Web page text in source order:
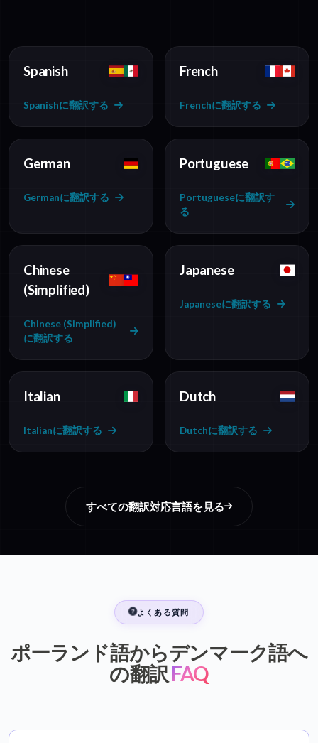
Spanish
Spanishに翻訳する
French
Frenchに翻訳する
German
Germanに翻訳する
Portuguese
Portugueseに翻訳す
る
Chinese
(Simplified)
Chinese (Simplified)
に翻訳する
Japanese
Japaneseに翻訳する
Italian
Italianに翻訳する
Dutch
Dutchに翻訳する
すべての翻訳対応言語を見る
よくある質問
ポーランド語からデンマーク語へ
の翻訳 FAQ